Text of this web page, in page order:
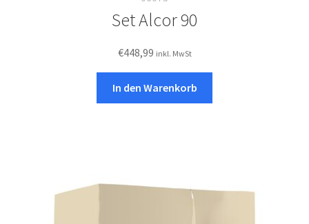
Set Alcor 90
€448,99 inkl. MwSt
In den Warenkorb